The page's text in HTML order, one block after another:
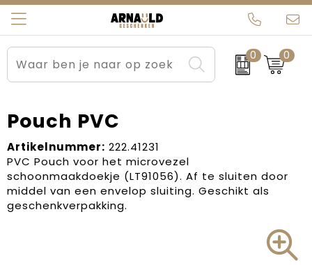
0 0
Relatiegeschenken
Sportkleding
Werkkleding
Kleding en textiel
Tassen
Beurs en Evenementen
Brievenbuspakketten
Carnaval
Dag van de Zorg
Kerstartikelen
Arnauld Kerstpakketten
MijnEigenKadootje
Ons team
Contact
Blogs
Pouch PVC
Artikelnummer: 222.41231
PVC Pouch voor het microvezel
schoonmaakdoekje (LT91056). Af te sluiten door
middel van een envelop sluiting. Geschikt als
geschenkverpakking.